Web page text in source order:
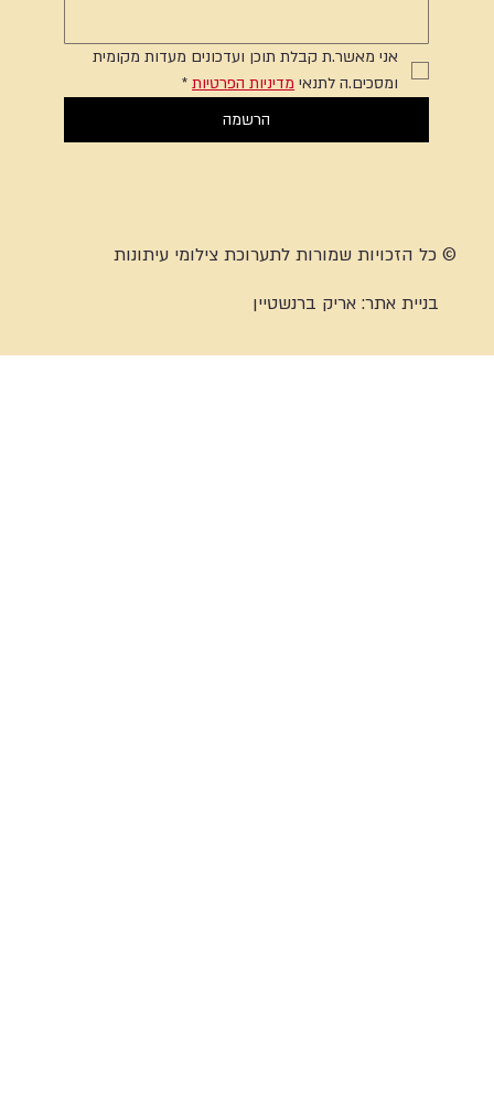
אני מאשר.ת קבלת תוכן ועדכונים מעדות מקומית
ומסכים.ה לתנאי מדיניות הפרטיות *
הרשמה
© כל הזכויות שמורות לתערוכת צילומי עיתונות
בניית אתר:אריק ברנשטיין